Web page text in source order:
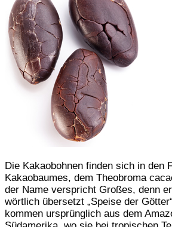
Die Kakaobohnen finden sich in den
Kakaobaumes, dem Theobroma
der Name verspricht Großes, denn
wörtlich übersetzt „Speise der
kommen ursprünglich aus dem